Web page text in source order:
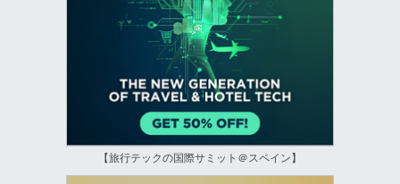
【旅行テックの国際サミット＠スペイン】